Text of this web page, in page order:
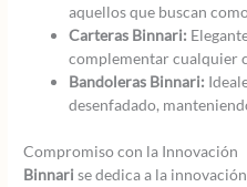
aquellos que buscan
Carteras Binnari:
complementar cualquier
Bandoleras Binnari:
desenfadado,
Compromiso con la Innovación
Binnari se dedica a la